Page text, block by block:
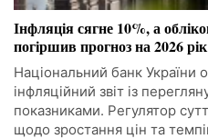
Інфляція сягне 10%, а
погіршив прогноз на 2026 рік
Національний банк
інфляційний звіт із
показниками. Регулятор
щодо зростання цін та